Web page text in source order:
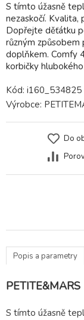
S tímto úžasně
nezaskočí. Kvalita,
Dopřejte děťátku
různým způsobem
doplňkem. Comfy
korbičky hlubokého
Kód: i160_534825
Výrobce:
Do
Popis a parametry
S tímto úžasně